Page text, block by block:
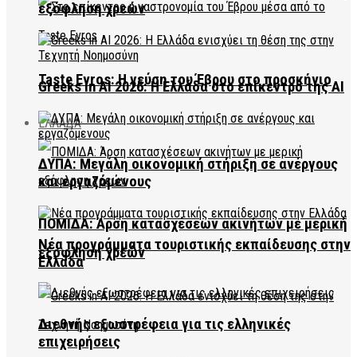
Taste Evros: Η γεύση του Έβρου στο προσκήνιο
ΕΛΛΑΔΑ
ΠΟΜΙΔΑ: Άρση κατασχέσεων ακινήτων με μερική
εξόφληση χρεών
εξόφληση χρεών
Greeks in AI 2026: Η Ελλάδα στο επίκεντρο της AI
ΔΥΠΑ: Μεγάλη οικονομική στήριξη σε ανέργους
και εργαζόμενους
Νέα προγράμματα τουριστικής εκπαίδευσης στην
Ελλάδα
Διεθνής εξωστρέφεια για τις ελληνικές
επιχειρήσεις